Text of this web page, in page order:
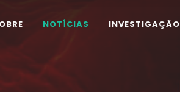
NOTÍCIAS INVESTIGAÇÃO